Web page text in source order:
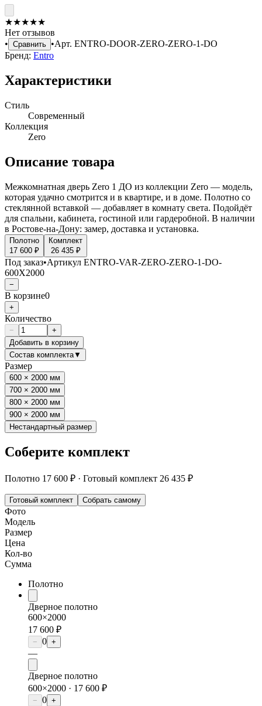
★★★★★
Нет отзывов
• Сравнить •Арт. ENTRO-DOOR-ZERO-ZERO-1-DO
Бренд: Entro
Характеристики
Стиль
Современный
Коллекция
Zero
Описание товара
Межкомнатная дверь Zero 1 ДО из коллекции Zero — модель,
которая удачно смотрится и в квартире, и в доме. Полотно со
стеклянной вставкой — добавляет в комнату света. Подойдёт
для спальни, кабинета, гостиной или гардеробной. В наличии
в Ростове-на-Дону: замер, доставка и установка.
Полотно
17 600 ₽
Комплект
26 435 ₽
Под заказ•Артикул ENTRO-VAR-ZERO-ZERO-1-DO-
600X2000
−
В корзине0
+
Количество
−
+
Добавить в корзину
Состав комплекта▼
Размер
600 × 2000 мм
700 × 2000 мм
800 × 2000 мм
900 × 2000 мм
Нестандартный размер
Соберите комплект
Полотно 17 600 ₽ · Готовый комплект 26 435 ₽
Готовый комплект Собрать самому
Фото
Модель
Размер
Цена
Кол-во
Сумма
Полотно
Дверное полотно
600×2000
17 600 ₽
− 0 +
—
Дверное полотно
600×2000 · 17 600 ₽
− 0 +